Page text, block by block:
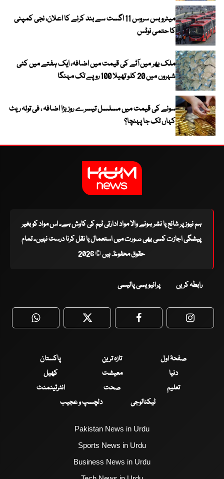
میٹرو بس سروس 11 اگست سے بند کرنے کا اعلان، نجی کمپنی
کا حتمی نوٹس
ملک بھر میں آٹے کی قیمت میں اضافہ، ایک ہفتے میں کئی
شہروں میں 20 کلو تھیلا 100 روپے تک مہنگا
سونے کی قیمت میں مسلسل تیسرے روز بڑا اضافہ ، فی تولہ ریٹ
کہاں تک جا پہنچا؟
ہم نیوز پر شائع یا نشر ہونے والا مواد ادارتی ٹیم کی کاوش ہے۔ اس مواد کو بغیر
پیشگی اجازت کسی بھی صورت میں استعمال یا نقل کرنا درست نہیں۔ تمام
حقوق محفوظ ہیں © 2026
رابطہ کریں پرائیویسی پالیسی
WhatsApp Twitter Facebook
صفحۂ اول تازہ ترین
پاکستان
دنیا
معیشت
کھیل
تعلیم
صحت
انٹرٹینمنٹ
ٹیکنالوجی
دلچسپ و عجیب
Pakistan News in Urdu
Sports News in Urdu
Business News in Urdu